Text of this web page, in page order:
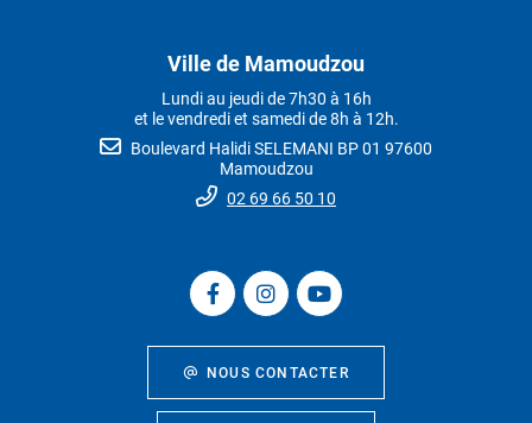
Ville de Mamoudzou
Lundi au jeudi de 7h30 à 16h
et le vendredi et samedi de 8h à 12h.
Boulevard Halidi SELEMANI BP 01 97600
Mamoudzou
02 69 66 50 10
NOUS CONTACTER